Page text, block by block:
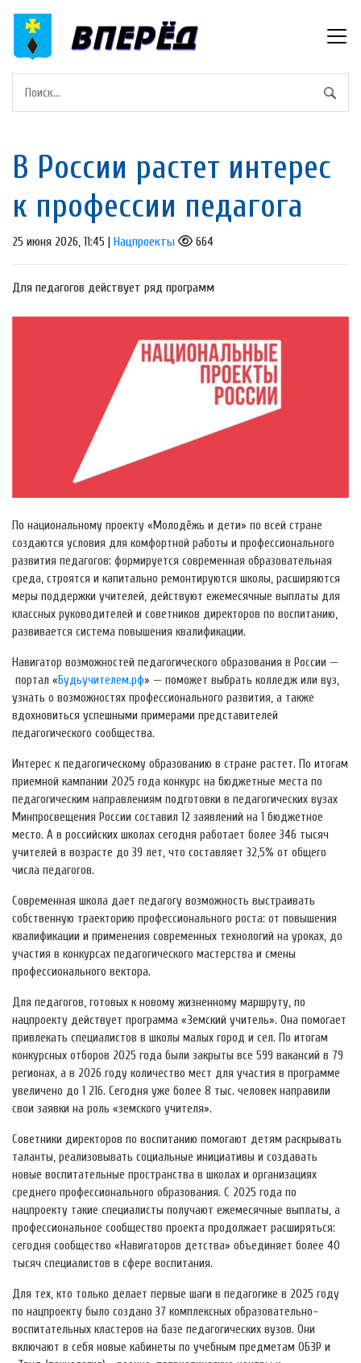
В России растет интерес
к профессии педагога
25 июня 2026, 11:45 | Нацпроекты 664
Для педагогов действует ряд программ
По национальному проекту «Молодёжь и дети» по всей стране
создаются условия для комфортной работы и профессионального
развития педагогов: формируется современная образовательная
среда, строятся и капитально ремонтируются школы, расширяются
меры поддержки учителей, действуют ежемесячные выплаты для
классных руководителей и советников директоров по воспитанию,
развивается система повышения квалификации.
Навигатор возможностей педагогического образования в России —
портал «Будьучителем.рф» — поможет выбрать колледж или вуз,
узнать о возможностях профессионального развития, а также
вдохновиться успешными примерами представителей
педагогического сообщества.
Интерес к педагогическому образованию в стране растет. По итогам
приемной кампании 2025 года конкурс на бюджетные места по
педагогическим направлениям подготовки в педагогических вузах
Минпросвещения России составил 12 заявлений на 1 бюджетное
место. А в российских школах сегодня работает более 346 тысяч
учителей в возрасте до 39 лет, что составляет 32,5% от общего
числа педагогов.
Современная школа дает педагогу возможность выстраивать
собственную траекторию профессионального роста: от повышения
квалификации и применения современных технологий на уроках, до
участия в конкурсах педагогического мастерства и смены
профессионального вектора.
Для педагогов, готовых к новому жизненному маршруту, по
нацпроекту действует программа «Земский учитель». Она помогает
привлекать специалистов в школы малых город и сел. По итогам
конкурсных отборов 2025 года были закрыты все 599 вакансий в 79
регионах, а в 2026 году количество мест для участия в программе
увеличено до 1 216. Сегодня уже более 8 тыс. человек направили
свои заявки на роль «земского учителя».
Советники директоров по воспитанию помогают детям раскрывать
таланты, реализовывать социальные инициативы и создавать
новые воспитательные пространства в школах и организациях
среднего профессионального образования. С 2025 года по
нацпроекту такие специалисты получают ежемесячные выплаты, а
профессиональное сообщество проекта продолжает расширяться:
сегодня сообщество «Навигаторов детства» объединяет более 40
тысяч специалистов в сфере воспитания.
Для тех, кто только делает первые шаги в педагогике в 2025 году
по нацпроекту было создано 37 комплексных образовательно-
воспитательных кластеров на базе педагогических вузов. Они
включают в себя новые кабинеты по учебным предметам ОБЗР и